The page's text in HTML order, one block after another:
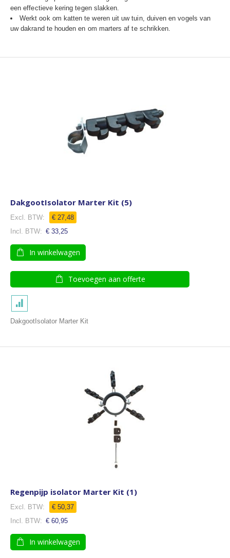
een effectieve kering tegen slakken.
Werkt ook om katten te weren uit uw tuin, duiven en vogels van
uw dakrand te houden en om marters af te schrikken.
DakgootIsolator Marter Kit (5)
€ 27,48
€ 33,25
In winkelwagen
Toevoegen aan offerte
DakgootIsolator Marter Kit
Regenpijp isolator Marter Kit (1)
€ 50,37
€ 60,95
In winkelwagen